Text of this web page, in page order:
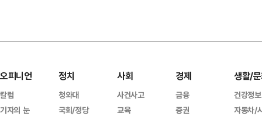
오피니언
칼럼
기자의 눈
정치
청와대
국회/정당
사회
사건사고
교육
경제
금융
증권
생활/
건강정보
자동차/